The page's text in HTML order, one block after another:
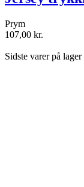
Prym
107,00 kr.
Sidste varer på lager